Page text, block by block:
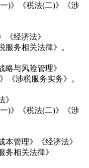
)》《税法(二)》《涉
经济法》
务相关法律》。
与风险管理》
涉税服务实务》。
)》《税法(二)》《涉
管理》《经济法》
相关法律》